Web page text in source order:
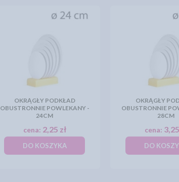
OKRĄGŁY PODKŁAD
OBUSTRONNIE POWLEKANY -
24CM
cena: 2,25 zł
DO KOSZYKA
OKRĄGŁY
OBUSTRONNIE
28CM
cena:
DO